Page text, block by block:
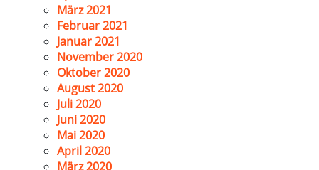
März 2021
Februar 2021
Januar 2021
November 2020
Oktober 2020
August 2020
Juli 2020
Juni 2020
Mai 2020
April 2020
März 2020